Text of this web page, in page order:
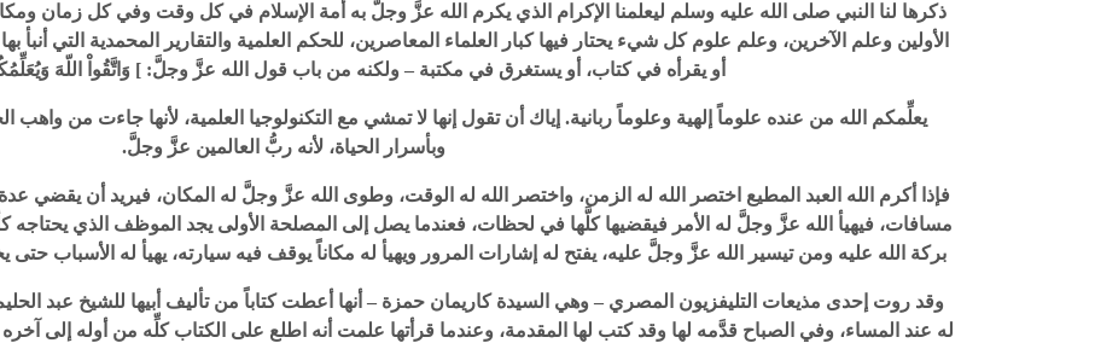
ذكرها لنا النبي صلى الله عليه وسلم ليعلمنا الإكرام الذي يكرم الله عزَّ وجلَّ به أمة الإسلام في كل وقت وفي كل زمان
الأولين وعلم الآخرين، وعلم علوم كل شيء يحتار فيها كبار العلماء المعاصرين، للحكم العلمية والتقارير المحمدية التي
أو يقرأه في كتاب، أو يستغرق في مكتبة – ولكنه من باب قول الله عزَّ وجلَّ: ] وَاتَّقُواْ اللّهَ وَيُعَلِّمُكُمُ اللّهُ [
يعلِّمكم الله من عنده علوماً إلهية وعلوماً ربانية. إياك أن تقول إنها لا تمشي مع التكنولوجيا العلمية، لأنها جاءت من
وبأسرار الحياة، لأنه ربُّ العالمين عزَّ وجلَّ.
فإذا أكرم الله العبد المطيع اختصر الله له الزمن، واختصر الله له الوقت، وطوى الله عزَّ وجلَّ له المكان، فيريد أن يقضي
مسافات، فيهيأ الله عزَّ وجلَّ له الأمر فيقضيها كلَّها في لحظات، فعندما يصل إلى المصلحة الأولى يجد الموظف الذي يحتاجه
بركة الله عليه ومن تيسير الله عزَّ وجلَّ عليه، يفتح له إشارات المرور ويهيأ له مكاناً يوقف فيه سيارته، يهيأ له الأسباب
وقد روت إحدى مذيعات التليفزيون المصري – وهي السيدة كاريمان حمزة – أنها أعطت كتاباً من تأليف أبيها للشيخ عبد
له عند المساء، وفي الصباح قدَّمه لها وقد كتب لها المقدمة، وعندما قرأتها علمت أنه اطلع على الكتاب كلِّه من أوله إلى